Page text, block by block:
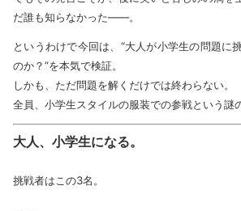
だ誰も知らなかった――。
というわけで今回は、“大人が小学生の問題に
のか？”を本気で検証。
しかも、ただ問題を解くだけでは終わらない。
全員、小学生スタイルの服装での参戦という謎
大人、小学生になる。
挑戦者はこの3名。